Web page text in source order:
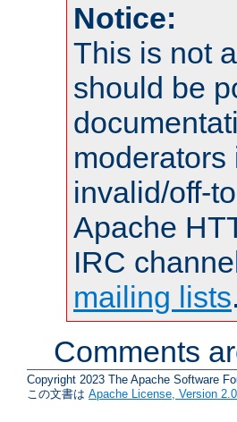
Notice:
This is not
should be
invalid/off-
Apache
IRC
mailing lists.
Comments
Copyright 2023 The Apache Software
この文書は Apache License, Version 2.0